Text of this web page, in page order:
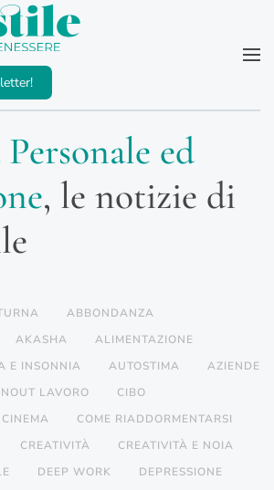
principale
ed
, le notizie di
ABBONDANZA
AKASHA
ALIMENTAZIONE
E INSONNIA AUTOSTIMA
AZIENDE
LAVORO
CIBO
CINEMA
COME RIADDORMENTARSI
CREATIVITÀ
CREATIVITÀ E NOIA
DEEP WORK
DEPRESSIONE